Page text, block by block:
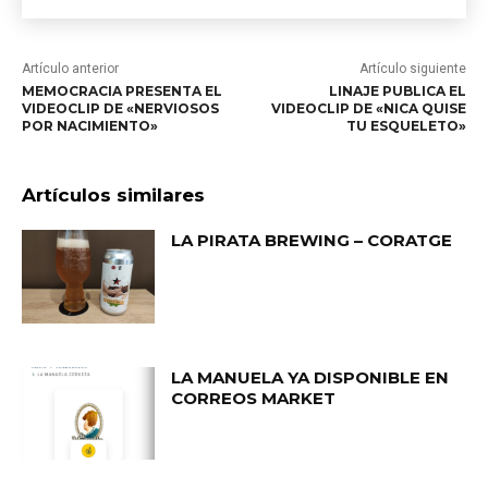
Artículo anterior
MEMOCRACIA PRESENTA EL
VIDEOCLIP DE «NERVIOSOS
POR NACIMIENTO»
Artículo siguiente
LINAJE PUBLICA EL
VIDEOCLIP DE «NICA QUISE
TU ESQUELETO»
Artículos similares
LA PIRATA BREWING – CORATGE
LA MANUELA YA DISPONIBLE EN
CORREOS MARKET